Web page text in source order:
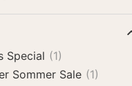
Special (1)
Sommer Sale (1)